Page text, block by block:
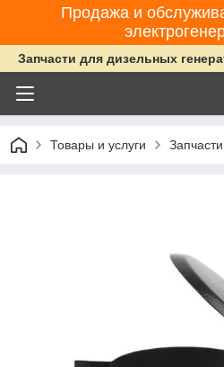
Продажа и
Запчасти для дизельных
Товары и услуги